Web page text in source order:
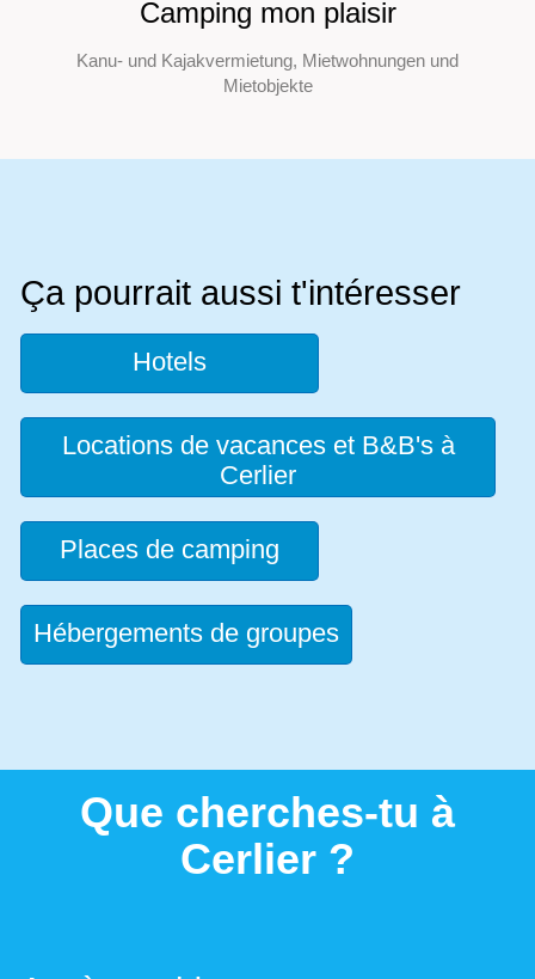
Camping mon plaisir
Kanu- und Kajakvermietung, Mietwohnungen und
Mietobjekte
Ça pourrait aussi t'intéresser
Hotels
Locations de vacances et B&B's à
Cerlier
Places de camping
Hébergements de groupes
Que cherches-tu à
Cerlier ?